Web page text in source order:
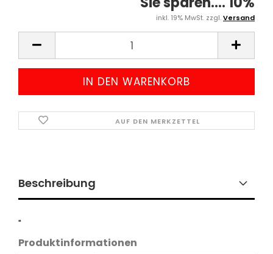
inkl. 19% MwSt. zzgl.Versand
AUF DEN MERKZETTEL
Beschreibung
"
Produktinformationen